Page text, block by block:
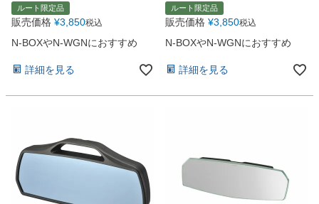
ルート限定品
販売価格 ¥3,850税込
N-BOXやN-WGNにおすすめ
詳細を見る
ルート限定品
販売価格 ¥3,850税込
N-BOXやN-WGNにおすすめ
詳細を見る